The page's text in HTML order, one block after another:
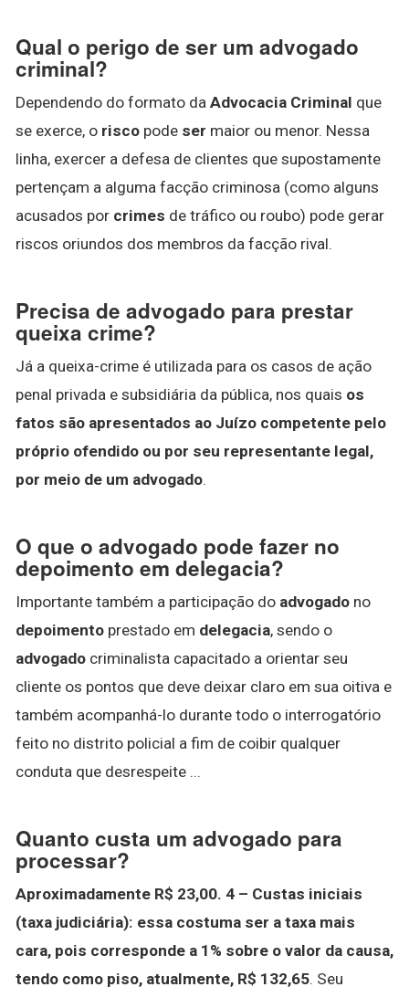
Qual o perigo de ser um advogado
criminal?
Dependendo do formato da Advocacia Criminal que
se exerce, o risco pode ser maior ou menor. Nessa
linha, exercer a defesa de clientes que supostamente
pertençam a alguma facção criminosa (como alguns
acusados por crimes de tráfico ou roubo) pode gerar
riscos oriundos dos membros da facção rival.
Precisa de advogado para prestar
queixa crime?
Já a queixa-crime é utilizada para os casos de ação
penal privada e subsidiária da pública, nos quais os
fatos são apresentados ao Juízo competente pelo
próprio ofendido ou por seu representante legal,
por meio de um advogado.
O que o advogado pode fazer no
depoimento em delegacia?
Importante também a participação do advogado no
depoimento prestado em delegacia, sendo o
advogado criminalista capacitado a orientar seu
cliente os pontos que deve deixar claro em sua oitiva e
também acompanhá-lo durante todo o interrogatório
feito no distrito policial a fim de coibir qualquer
conduta que desrespeite ...
Quanto custa um advogado para
processar?
Aproximadamente R$ 23,00. 4 – Custas iniciais
(taxa judiciária): essa costuma ser a taxa mais
cara, pois corresponde a 1% sobre o valor da causa,
tendo como piso, atualmente, R$ 132,65. Seu